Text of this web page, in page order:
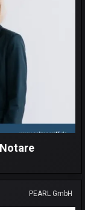
PEARL GmbH